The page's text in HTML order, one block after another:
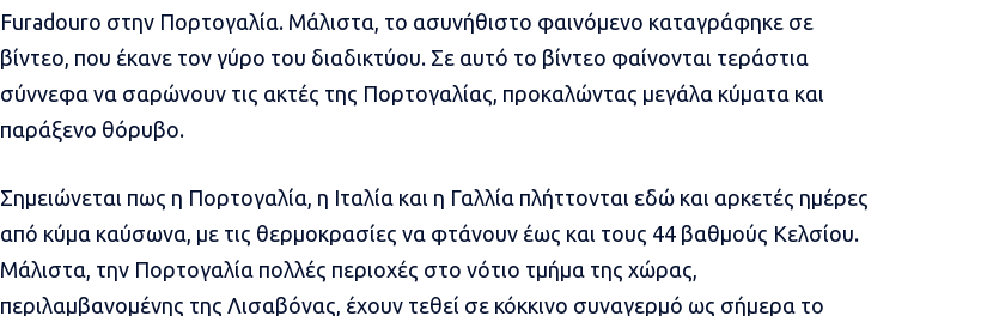
Furadouro στην Πορτογαλία. Μάλιστα, το ασυνήθιστο φαινόμενο καταγράφηκε σε
βίντεο, που έκανε τον γύρο του διαδικτύου. Σε αυτό το βίντεο φαίνονται τεράστια
σύννεφα να σαρώνουν τις ακτές της Πορτογαλίας, προκαλώντας μεγάλα κύματα και
παράξενο θόρυβο.
Σημειώνεται πως η Πορτογαλία, η Ιταλία και η Γαλλία πλήττονται εδώ και αρκετές ημέρες
από κύμα καύσωνα, με τις θερμοκρασίες να φτάνουν έως και τους 44 βαθμούς Κελσίου.
Μάλιστα, την Πορτογαλία πολλές περιοχές στο νότιο τμήμα της χώρας,
περιλαμβανομένης της Λισαβόνας, έχουν τεθεί σε κόκκινο συναγερμό ως σήμερα το